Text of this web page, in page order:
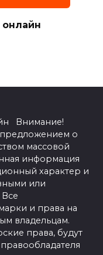
Внимание!
предложением о
массовой
информация
характер и
или
и права на
владельцам.
права, будут